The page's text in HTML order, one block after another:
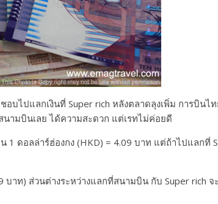
อบไปแลกเงินที่ Super rich หลังตลาดลุงเพิ่ม การบินไ
นามบินเลย ได้ความสะดวก แต่เรทไม่ค่อยดี
ดอลล่าร์ฮ่องกง (HKD) = 4.09 บาท แต่ถ้าไปแลกที่
าท) ส่วนต่างระหว่างแลกที่สนามบิน กับ Super rich